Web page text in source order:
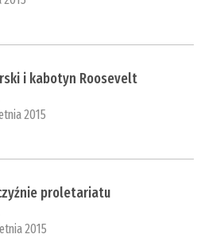
i kabotyn Roosevelt
2015
proletariatu
2015